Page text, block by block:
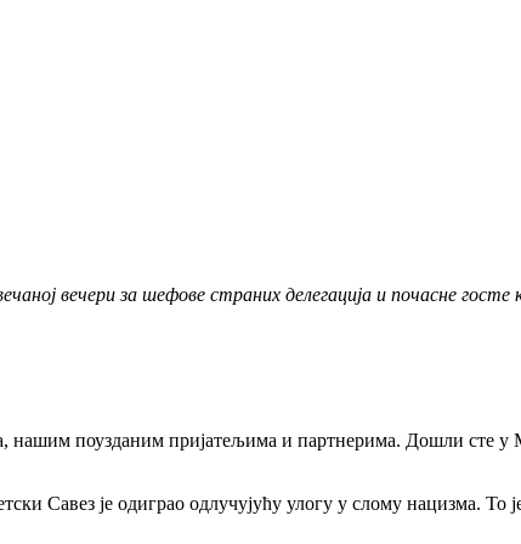
вечери за шефове страних делегација и почасне
нашим поузданим пријатељима и партнерима. Дошли сте у
Савез је одиграо одлучујућу улогу у слому нацизма. То